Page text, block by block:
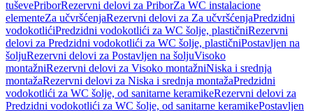
tuševePriborRezervni delovi za PriborZa WC instalacione
elementeZa učvršćenjaRezervni delovi za Za učvršćenjaPredzidni
vodokotlićiPredzidni vodokotlići za WC šolje, plastičniRezervni
delovi za Predzidni vodokotlići za WC šolje, plastičniPostavljen na
šoljuRezervni delovi za Postavljen na šoljuVisoko
montažniRezervni delovi za Visoko montažniNiska i srednja
montažaRezervni delovi za Niska i srednja montažaPredzidni
vodokotlići za WC šolje, od sanitarne keramikeRezervni delovi za
Predzidni vodokotlići za WC šolje, od sanitarne keramikePostavljen